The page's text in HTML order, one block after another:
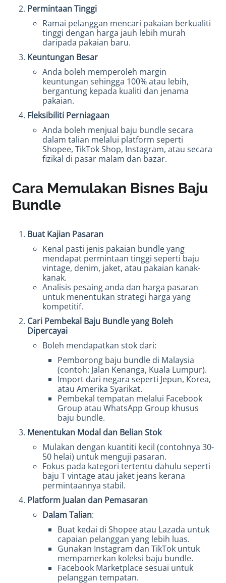
Permintaan Tinggi
Ramai pelanggan mencari pakaian berkualiti
tinggi dengan harga jauh lebih murah
daripada pakaian baru.
Keuntungan Besar
Anda boleh memperoleh margin
keuntungan sehingga 100% atau lebih,
bergantung kepada kualiti dan jenama
pakaian.
Fleksibiliti Perniagaan
Anda boleh menjual baju bundle secara
dalam talian melalui platform seperti
Shopee, TikTok Shop, Instagram, atau secara
fizikal di pasar malam dan bazar.
Cara Memulakan Bisnes Baju
Bundle
Buat Kajian Pasaran
Kenal pasti jenis pakaian bundle yang
mendapat permintaan tinggi seperti baju
vintage, denim, jaket, atau pakaian kanak-
kanak.
Analisis pesaing anda dan harga pasaran
untuk menentukan strategi harga yang
kompetitif.
Cari Pembekal Baju Bundle yang Boleh
Dipercayai
Boleh mendapatkan stok dari:
Pemborong baju bundle di Malaysia
(contoh: Jalan Kenanga, Kuala Lumpur).
Import dari negara seperti Jepun, Korea,
atau Amerika Syarikat.
Pembekal tempatan melalui Facebook
Group atau WhatsApp Group khusus
baju bundle.
Menentukan Modal dan Belian Stok
Mulakan dengan kuantiti kecil (contohnya 30-
50 helai) untuk menguji pasaran.
Fokus pada kategori tertentu dahulu seperti
baju T vintage atau jaket jeans kerana
permintaannya stabil.
Platform Jualan dan Pemasaran
Dalam Talian:
Buat kedai di Shopee atau Lazada untuk
capaian pelanggan yang lebih luas.
Gunakan Instagram dan TikTok untuk
mempamerkan koleksi baju bundle.
Facebook Marketplace sesuai untuk
pelanggan tempatan.